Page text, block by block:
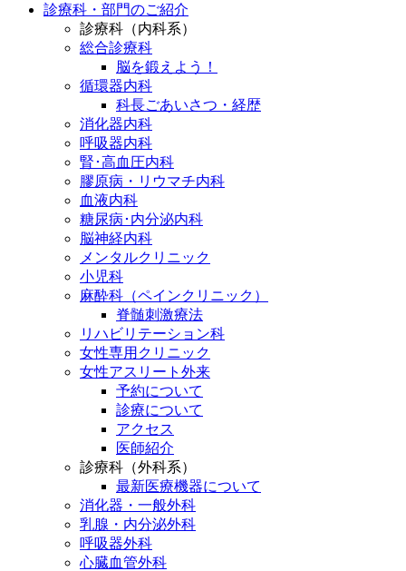
診療科・部門のご紹介
診療科（内科系）
総合診療科
脳を鍛えよう！
循環器内科
科長ごあいさつ・経歴
消化器内科
呼吸器内科
腎･高血圧内科
膠原病・リウマチ内科
血液内科
糖尿病･内分泌内科
脳神経内科
メンタルクリニック
小児科
麻酔科（ペインクリニック）
脊髄刺激療法
リハビリテーション科
女性専用クリニック
女性アスリート外来
予約について
診療について
アクセス
医師紹介
診療科（外科系）
最新医療機器について
消化器・一般外科
乳腺・内分泌外科
呼吸器外科
心臓血管外科